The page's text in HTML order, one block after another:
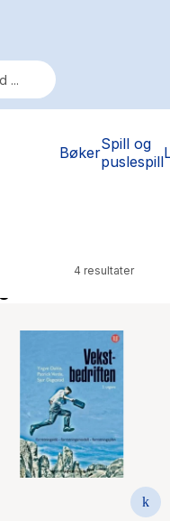
BøkerSpill og
puslespill
4 resultater